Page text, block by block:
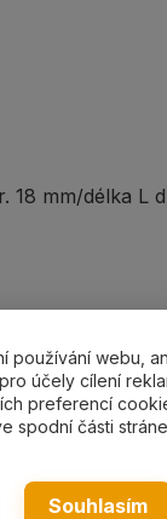
18 mm/délka L
1-závěs s
používání webu,
účely cílení
preferencí
spodní části
Souhlasím